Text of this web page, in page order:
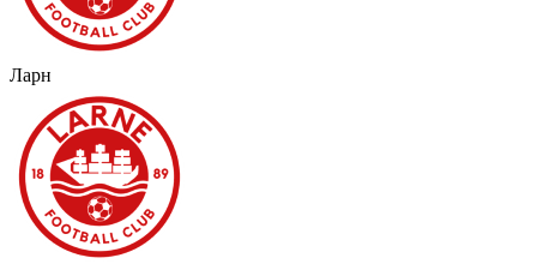
Ларн